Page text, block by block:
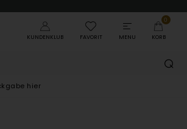
KUNDENKLUB FAVORIT MENU
0
KORB
hier